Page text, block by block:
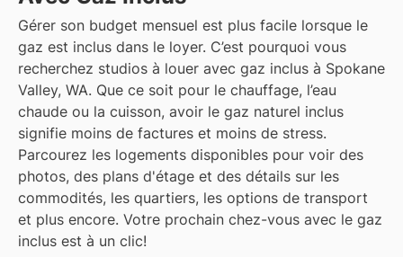
Gérer son budget mensuel est plus facile lorsque le
gaz est inclus dans le loyer. C’est pourquoi vous
recherchez studios à louer avec gaz inclus à Spokane
Valley, WA. Que ce soit pour le chauffage, l’eau
chaude ou la cuisson, avoir le gaz naturel inclus
signifie moins de factures et moins de stress.
Parcourez les logements disponibles pour voir des
photos, des plans d'étage et des détails sur les
commodités, les quartiers, les options de transport
et plus encore. Votre prochain chez-vous avec le gaz
inclus est à un clic!